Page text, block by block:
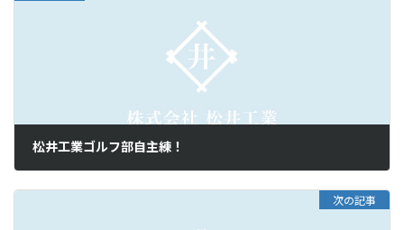
松井工業ゴルフ部自主練！
次の記事